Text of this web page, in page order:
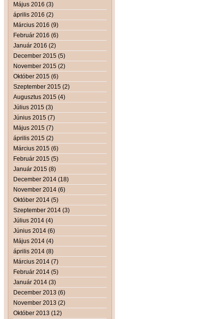
Május 2016 (3)
április 2016 (2)
Március 2016 (9)
Február 2016 (6)
Január 2016 (2)
December 2015 (5)
November 2015 (2)
Október 2015 (6)
Szeptember 2015 (2)
Augusztus 2015 (4)
Július 2015 (3)
Június 2015 (7)
Május 2015 (7)
április 2015 (2)
Március 2015 (6)
Február 2015 (5)
Január 2015 (8)
December 2014 (18)
November 2014 (6)
Október 2014 (5)
Szeptember 2014 (3)
Július 2014 (4)
Június 2014 (6)
Május 2014 (4)
április 2014 (8)
Március 2014 (7)
Február 2014 (5)
Január 2014 (3)
December 2013 (6)
November 2013 (2)
Október 2013 (12)